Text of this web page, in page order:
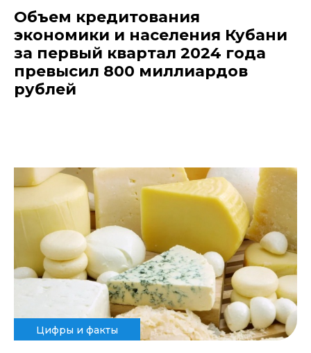
Объем кредитования
экономики и населения Кубани
за первый квартал 2024 года
превысил 800 миллиардов
рублей
Цифры и факты